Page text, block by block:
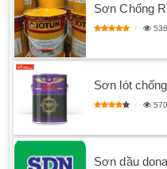
Sơn Chống
536
Sơn lót
570
Sơn dầu